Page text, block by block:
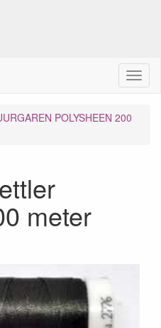
M
e
POLYSHEEN 200
meter